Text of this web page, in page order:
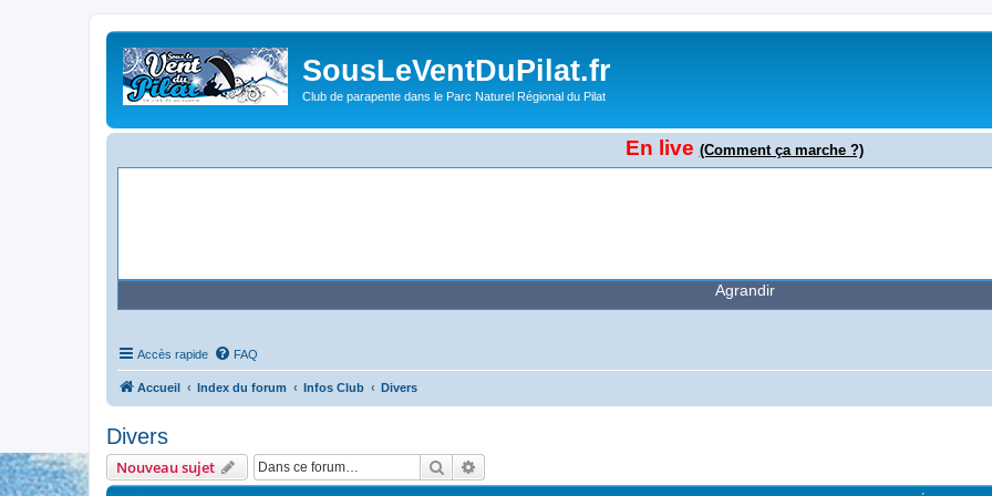
SousLeVentDuPilat.fr
Club de parapente dans le Parc Naturel Régional du Pilat
En live (Comment ça marche ?)
Agrandir
Accès rapide FAQ
Accueil Index du forum Infos Club Divers
Divers
Nouveau sujet Rechercher